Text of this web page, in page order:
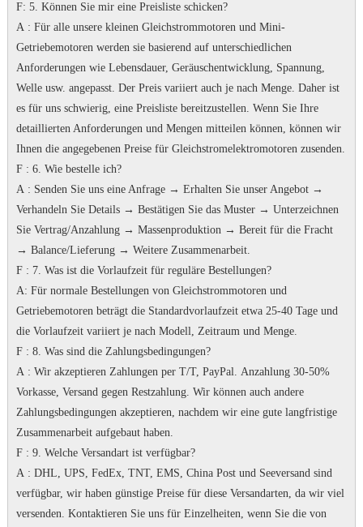
F: 5. Können Sie mir eine Preisliste schicken?
A: Für alle unsere kleinen Gleichstrommotoren und Mini-
Getriebemotoren werden sie basierend auf unterschiedlichen
Anforderungen wie Lebensdauer, Geräuschentwicklung, Spannung,
Welle usw. angepasst. Der Preis variiert auch je nach Menge. Daher ist
es für uns schwierig, eine Preisliste bereitzustellen. Wenn Sie Ihre
detaillierten Anforderungen und Mengen mitteilen können, können wir
Ihnen die angegebenen Preise für Gleichstromelektromotoren zusenden.
F: 6. Wie bestelle ich?
A: Senden Sie uns eine Anfrage → Erhalten Sie unser Angebot →
Verhandeln Sie Details → Bestätigen Sie das Muster → Unterzeichnen
Sie Vertrag/Anzahlung → Massenproduktion → Bereit für die Fracht
→ Balance/Lieferung → Weitere Zusammenarbeit.
F: 7. Was ist die Vorlaufzeit für reguläre Bestellungen?
A: Für normale Bestellungen von Gleichstrommotoren und
Getriebemotoren beträgt die Standardvorlaufzeit etwa 25-40 Tage und
die Vorlaufzeit variiert je nach Modell, Zeitraum und Menge.
F: 8. Was sind die Zahlungsbedingungen?
A: Wir akzeptieren Zahlungen per T/T, PayPal. Anzahlung 30-50%
Vorkasse, Versand gegen Restzahlung. Wir können auch andere
Zahlungsbedingungen akzeptieren, nachdem wir eine gute langfristige
Zusammenarbeit aufgebaut haben.
F: 9. Welche Versandart ist verfügbar?
A: DHL, UPS, FedEx, TNT, EMS, China Post und Seeversand sind
verfügbar, wir haben günstige Preise für diese Versandarten, da wir viel
versenden. Kontaktieren Sie uns für Einzelheiten, wenn Sie die von